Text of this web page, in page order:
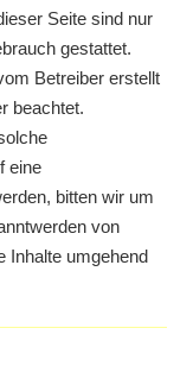
Seite sind nur
gestattet.
Betreiber erstellt
beachtet.
eine
bitten wir um
von
Inhalte umgehend